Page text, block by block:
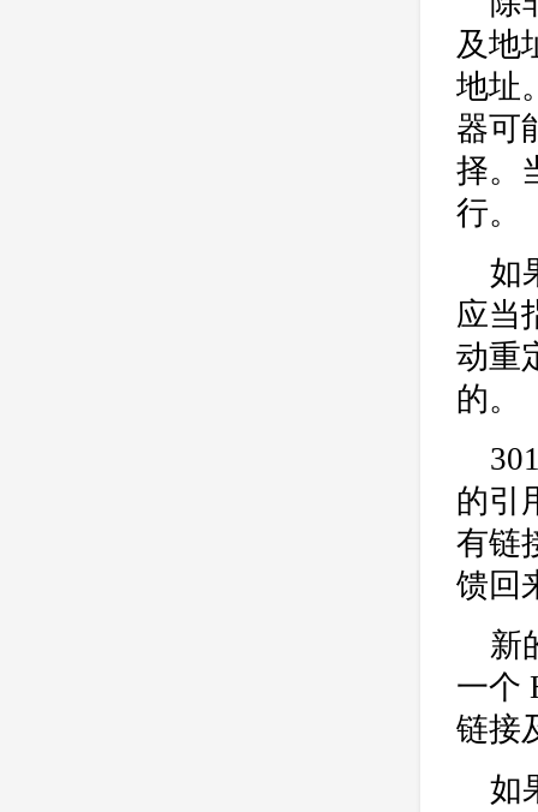
及地
地址
器可
择。
行。
如
应当
动重
的。
的引
有链
馈回
新
一个
链接
如